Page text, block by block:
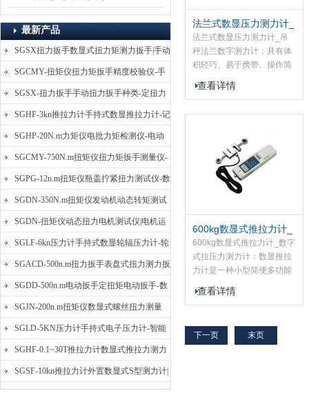
最新产品
SGSX扭力扳手数显式扭力矩测力扳手|手动
定扭矩检测扳手
SGCMY-扭矩仪扭力矩扳手精度校验仪-手
动扳子扭矩校准仪
SGSX-扭力扳手手动扭力扳手种类-定扭力
矩检测扳手价格
SGHF-3kn推拉力计手持式数显推拉力计-记
忆数据拉压力测力计
SGHP-20N.m力矩仪电批力矩检测仪-电动
螺丝批扭力矩测试仪
SGCMY-750N.m扭矩仪扭力矩扳手测量仪-
校准扳手扭力精度测试仪
SGPG-12n.m扭矩仪瓶盖拧紧扭力测试仪-数
显式瓶盖扭力矩仪
SGDN-350N.m扭矩仪发动机动态转矩测试
仪-动态电机扭矩测量仪
SGDN-扭矩仪动态扭力电机测试仪|电机运
转摩擦力扭矩仪
SGLF-6kn压力计手持式数显轮辐压力计-轮
辐称重压力测力计
SGACD-500n.m扭力扳手表盘式扭力测力扳
手-表盘扭力矩检测扳手
SGDD-500n.m电动扳手定扭矩电动扳手-数
显式电动定扭力矩扳手
SGJN-200n.m扭矩仪数显式螺丝扭力测量
仪-螺栓扭力矩测试仪
SGLD-5KN压力计手持式电子压力计-智能
电子式压力测力计
SGHF-0.1~30T推拉力计数显式推拉力测力
计-数字拉压力双向测力仪
SGSF-10kn推拉力计外置数显式S型测力计|
法兰式数显压力测力计_
吊秤法兰数字测力计
法兰式数显压力测力计_吊
秤法兰数字测力计：具有体
积轻巧、易于携带、操作简
便、高精度、高清晰、多功
能、多用途等特点适用于产
品、配件的强度测试中，亦
可结合辅助机台和治具组成
试验机，对不同外形结构的
物体进行拉压强度试验。
查看详情
600kg数显式推拉力计_
数字式拉压力测力计
600kg数显式推拉力计_数字
式拉压力测力计：数显推拉
力计是一种小型简便多功能
高精度的推力、拉力测试仪
器,标准型数显推拉力计应用
纺织、汽车配件、打火机等
点火装置、消器材、制笔、
查看详情
下一页 末页